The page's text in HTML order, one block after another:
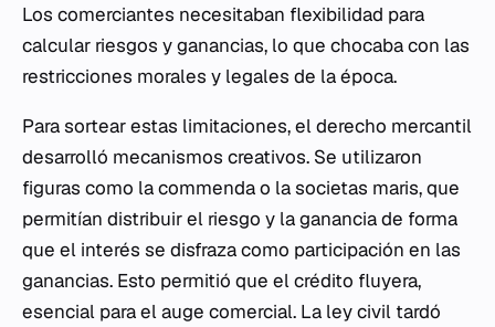
Los comerciantes necesitaban flexibilidad para
calcular riesgos y ganancias, lo que chocaba con las
restricciones morales y legales de la época.
Para sortear estas limitaciones, el derecho mercantil
desarrolló mecanismos creativos. Se utilizaron
figuras como lacommendao lasocietas maris, que
permitían distribuir el riesgo y la ganancia de forma
que el interés se disfraza como participación en las
ganancias. Esto permitió que el crédito fluyera,
esencial para el auge comercial. La ley civil tardó